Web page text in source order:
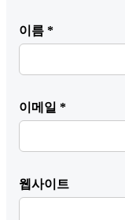
이름 *
이메일 *
웹사이트